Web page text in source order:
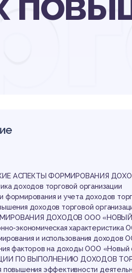
АСПЕКТЫ ФОРМИРОВАНИЯ
доходов торговой организации
формирования и учета доходов
доходов торговой
ДОХОДОВ ООО
экономическая
и использования доходов
факторов на доходы ООО «Новый
ПО ВЫПОЛНЕНИЮ ДОХОДОВ
повышения эффективности